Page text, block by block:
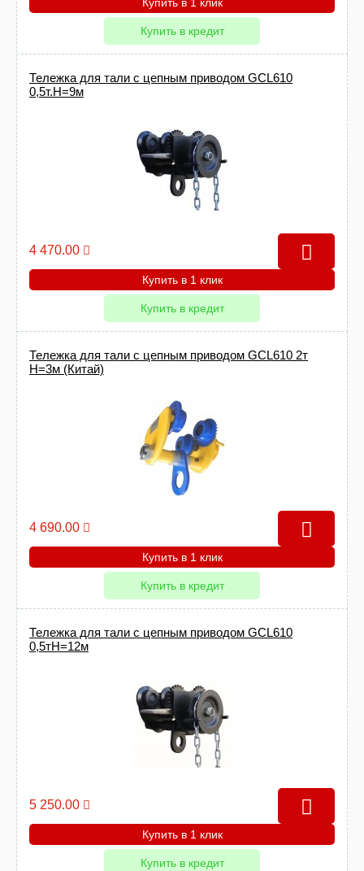
Купить в кредит
Тележка для тали с цепным приводом GCL610
0,5т.Н=9м
4 470.00
Купить в 1 клик
Купить в кредит
Тележка для тали с цепным приводом GCL610 2т
Н=3м (Китай)
4 690.00
Купить в 1 клик
Купить в кредит
Тележка для тали с цепным приводом GCL610
0,5тН=12м
5 250.00
Купить в 1 клик
Купить в кредит